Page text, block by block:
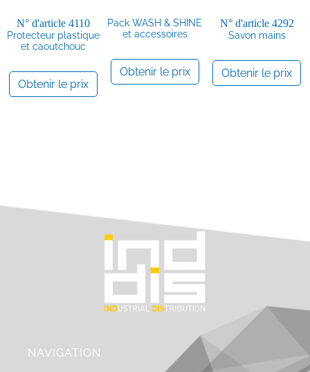
N° d'article 4110
Protecteur plastique
et caoutchouc
Obtenir le prix
Pack WASH & SHINE
et accessoires
Obtenir le prix
N° d'article 4292
Savon mains
Obtenir le prix
NAVIGATION